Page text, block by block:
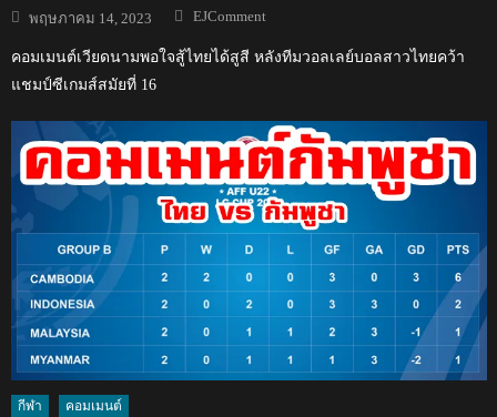
Posted
on
พฤษภาคม 14, 2023 Author
EJComment
คอมเมนต์เวียดนามพอใจสู้ไทยได้สูสี หลังทีมวอลเลย์บอลสาวไทยคว้า
แชมป์ซีเกมส์สมัยที่ 16
กีฬา คอมเมนต์